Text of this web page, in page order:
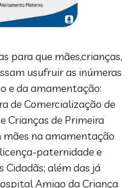
para que mães,crianças,
usufruir as inúmeras
e da amamentação:
de Comercialização de
Crianças de Primeira
mães na amamentação
paternidade e
Cidadãs; além das já
Amigo da Criança